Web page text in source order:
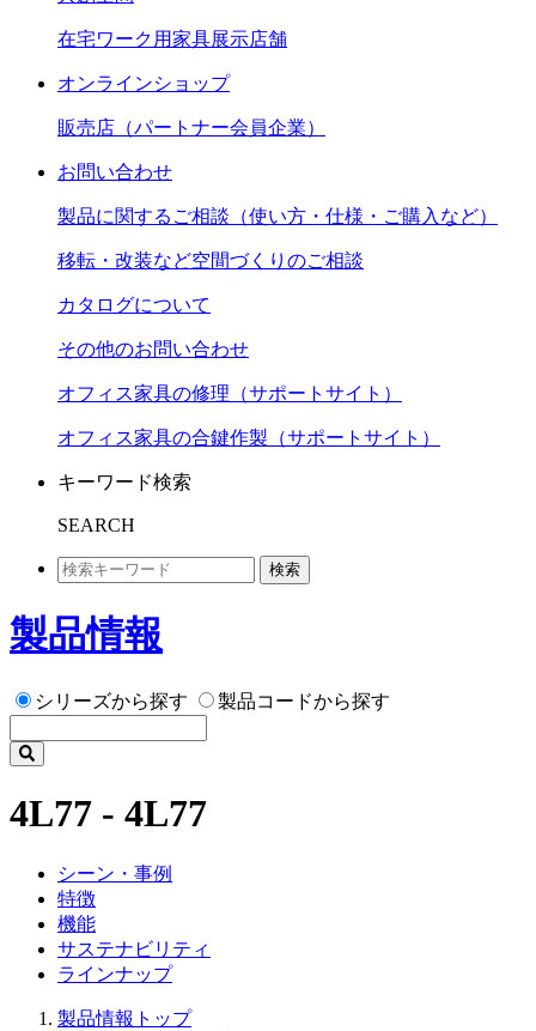
在宅ワーク用家具展示店舗
オンラインショップ
販売店（パートナー会員企業）
お問い合わせ
製品に関するご相談（使い方・仕様・ご購入など）
移転・改装など空間づくりのご相談
カタログについて
その他のお問い合わせ
オフィス家具の修理（サポートサイト）
オフィス家具の合鍵作製（サポートサイト）
キーワード検索
SEARCH
検索
製品情報
シリーズから探す 製品コードから探す
4L77 - 4L77
シーン・事例
特徴
機能
サステナビリティ
ラインナップ
製品情報トップ